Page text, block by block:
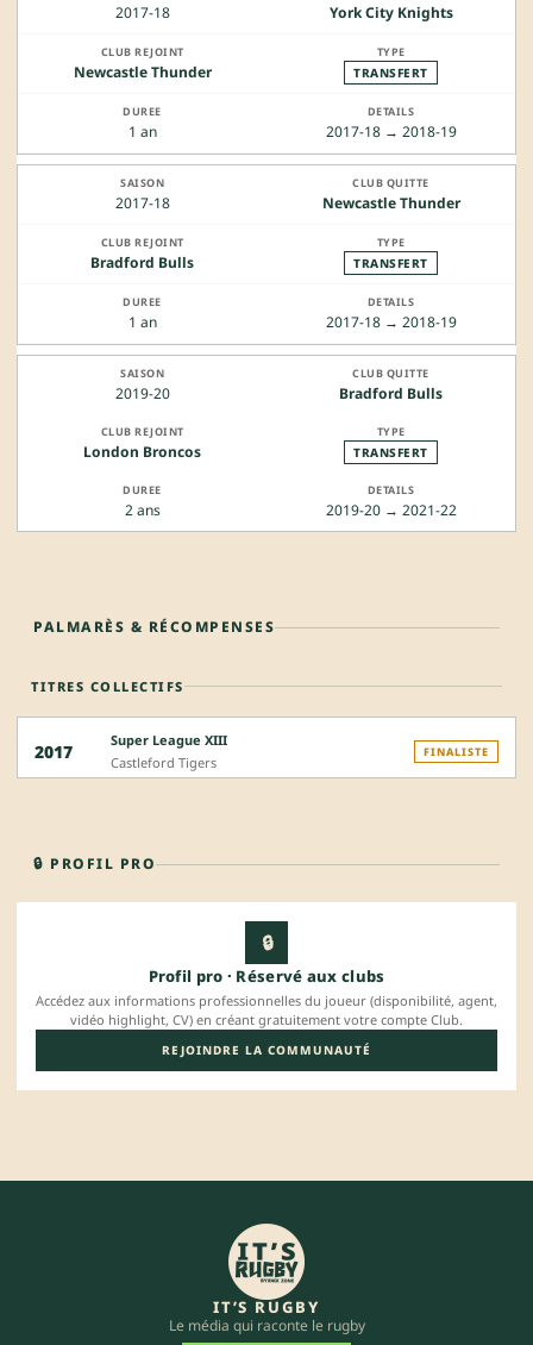
2017-18 York City Knights
Newcastle Thunder TRANSFERT
1 an 2017-18 → 2018-19
2017-18 Newcastle Thunder
Bradford Bulls TRANSFERT
1 an 2017-18 → 2018-19
2019-20 Bradford Bulls
London Broncos TRANSFERT
2 ans 2019-20 → 2021-22
PALMARÈS & RÉCOMPENSES
TITRES COLLECTIFS
2017
Super League XIII
Castleford Tigers
FINALISTE
🔒 PROFIL PRO
🔒
Profil pro · Réservé aux clubs
Accédez aux informations professionnelles du joueur (disponibilité, agent,
vidéo highlight, CV) en créant gratuitement votre compte Club.
REJOINDRE LA COMMUNAUTÉ
IT’S RUGBY
Le média qui raconte le rugby